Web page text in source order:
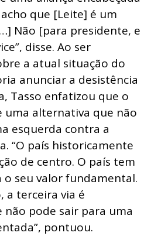
acho que [Leite] é um
Não [para presidente, e
disse.​ Ao ser
a atual situação do
anunciar a desistência
Tasso enfatizou que o
uma alternativa que não
esquerda contra a
“O país historicamente
de centro. O país tem
o seu valor fundamental.
a terceira via é
pode sair para uma
pontuou.